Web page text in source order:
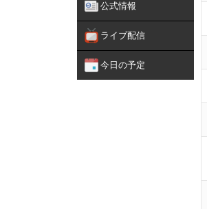
公式情報
ライブ配信
今日の予定